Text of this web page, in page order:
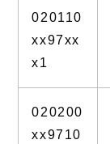
020110
xx97xx
x1
020200
xx9710